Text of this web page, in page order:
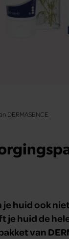
DERMASENCE
huid ook
je huid de
van